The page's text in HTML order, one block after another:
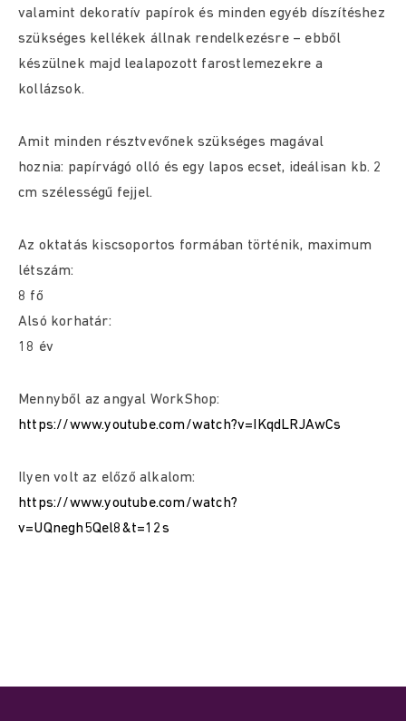
valamint dekoratív papírok és minden egyéb díszítéshez
szükséges kellékek állnak rendelkezésre – ebből
készülnek majd lealapozott farostlemezekre a
kollázsok.
Amit minden résztvevőnek szükséges magával
hoznia: papírvágó olló és egy lapos ecset, ideálisan kb. 2
cm szélességű fejjel.
Az oktatás kiscsoportos formában történik, maximum
létszám:
8 fő
Alsó korhatár:
18 év
Mennyből az angyal WorkShop:
https://www.youtube.com/watch?v=IKqdLRJAwCs
Ilyen volt az előző alkalom:
https://www.youtube.com/watch?
v=UQnegh5Qel8&t=12s